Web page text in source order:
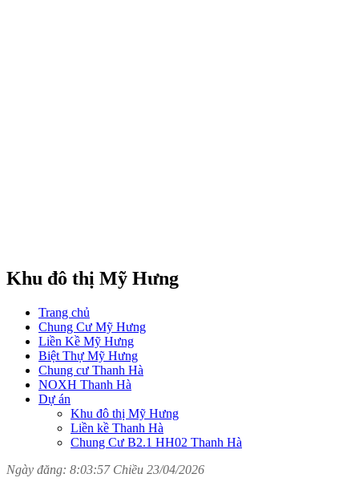
Khu đô thị Mỹ Hưng
Trang chủ
Chung Cư Mỹ Hưng
Liền Kề Mỹ Hưng
Biệt Thự Mỹ Hưng
Chung cư Thanh Hà
NOXH Thanh Hà
Dự án
Khu đô thị Mỹ Hưng
Liền kề Thanh Hà
Chung Cư B2.1 HH02 Thanh Hà
Ngày đăng: 8:03:57 Chiều 23/04/2026